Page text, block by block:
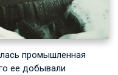
промышленная
ее добывали